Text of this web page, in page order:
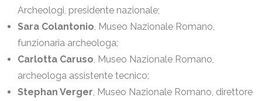
Archeologi, presidente nazionale;
Sara Colantonio, Museo Nazionale Romano,
funzionaria archeologa;
Carlotta Caruso, Museo Nazionale Romano,
archeologa assistente tecnico;
Stephan Verger, Museo Nazionale Romano, direttore